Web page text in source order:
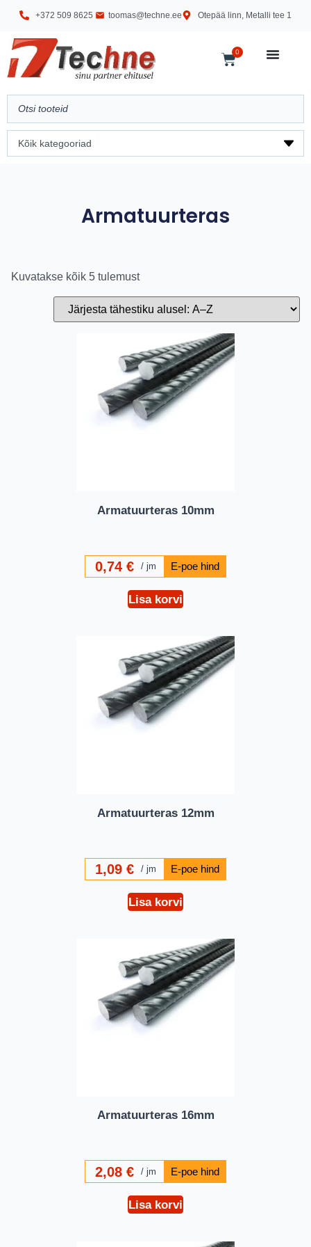
+372 509 8625 toomas@techne.ee Otepää linn, Metalli tee 1
0
Armatuurteras
Kuvatakse kõik 5 tulemust
Armatuurteras 10mm
0,74 € jm
Lisa korvi
Armatuurteras 12mm
1,09 € jm
Lisa korvi
Armatuurteras 16mm
2,08 € jm
Lisa korvi